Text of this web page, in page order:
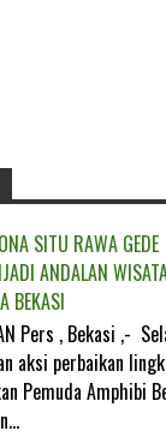
SITU RAWA GEDE
ANDALAN
BEKASI
Pers , Bekasi ,-
aksi perbaikan
Pemuda Amphibi